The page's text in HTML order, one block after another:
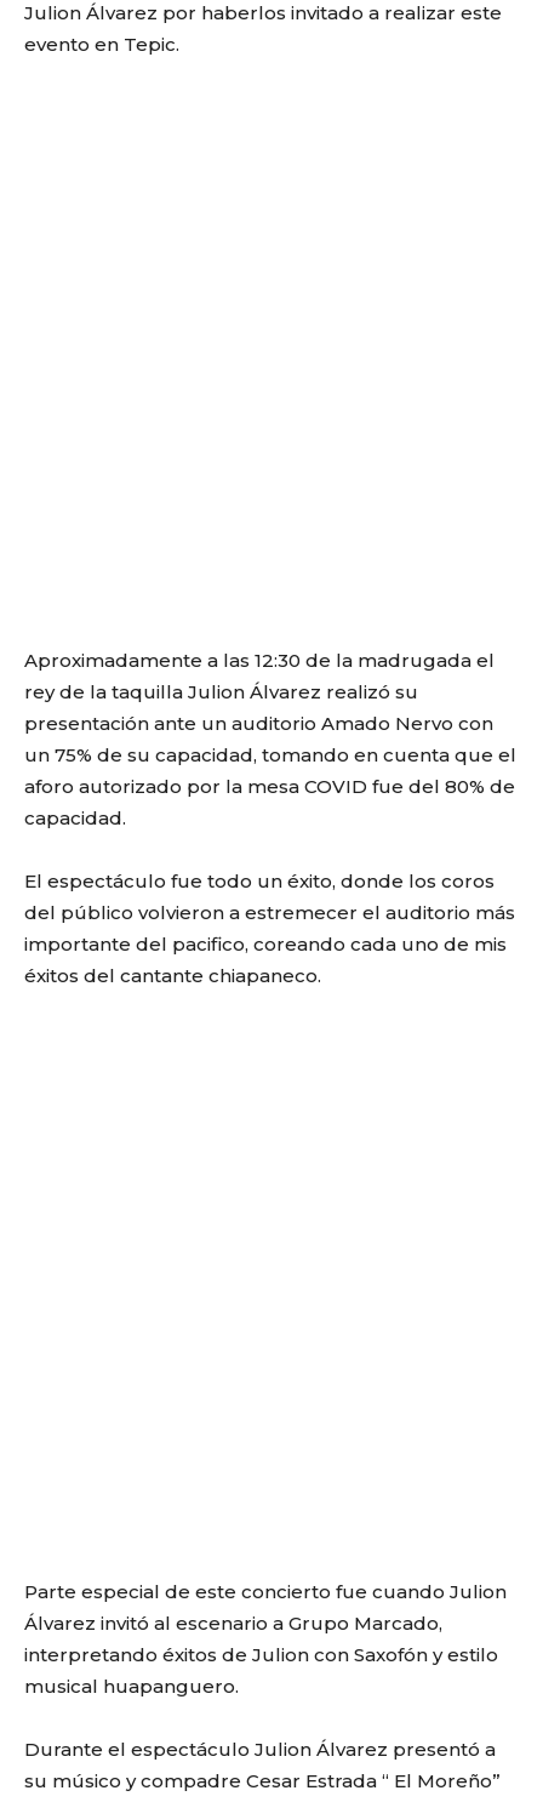
Julion Álvarez por haberlos invitado a realizar este
evento en Tepic.
Aproximadamente a las 12:30 de la madrugada el
rey de la taquilla Julion Álvarez realizó su
presentación ante un auditorio Amado Nervo con
un 75% de su capacidad, tomando en cuenta que el
aforo autorizado por la mesa COVID fue del 80% de
capacidad.
El espectáculo fue todo un éxito, donde los coros
del público volvieron a estremecer el auditorio más
importante del pacifico, coreando cada uno de mis
éxitos del cantante chiapaneco.
Parte especial de este concierto fue cuando Julion
Álvarez invitó al escenario a Grupo Marcado,
interpretando éxitos de Julion con Saxofón y estilo
musical huapanguero.
Durante el espectáculo Julion Álvarez presentó a
su músico y compadre Cesar Estrada “ El Moreño”